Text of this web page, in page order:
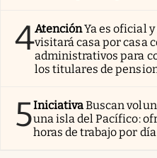
4AtenciónYa es oficial
visitará casa por casa
administrativos para
los titulares de
5IniciativaBuscan
una isla del Pacífico:
horas de trabajo por día